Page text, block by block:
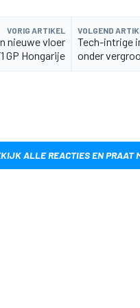
VORIG ARTIKEL
nieuwe vloer
GP Hongarije
VOLGEND
Tech-intrige
onder
ALLE REACTIES EN PRAAT